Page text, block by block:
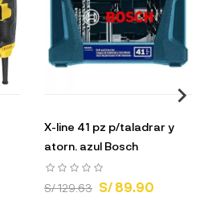
X-line 41 pz p/taladrar y
atorn. azul Bosch
S/ 129.63 S/ 89.90